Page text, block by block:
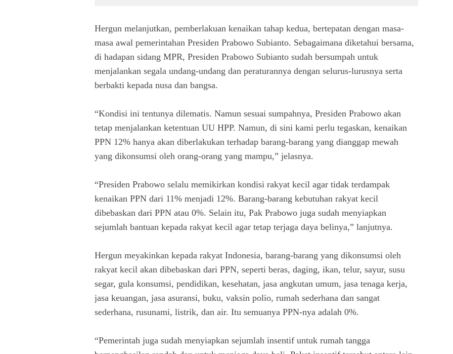
Hergun melanjutkan, pemberlakuan kenaikan tahap kedua, bertepatan dengan masa-
masa awal pemerintahan Presiden Prabowo Subianto. Sebagaimana diketahui bersama,
di hadapan sidang MPR, Presiden Prabowo Subianto sudah bersumpah untuk
menjalankan segala undang-undang dan peraturannya dengan selurus-lurusnya serta
berbakti kepada nusa dan bangsa.
“Kondisi ini tentunya dilematis. Namun sesuai sumpahnya, Presiden Prabowo akan
tetap menjalankan ketentuan UU HPP. Namun, di sini kami perlu tegaskan, kenaikan
PPN 12% hanya akan diberlakukan terhadap barang-barang yang dianggap mewah
yang dikonsumsi oleh orang-orang yang mampu,” jelasnya.
“Presiden Prabowo selalu memikirkan kondisi rakyat kecil agar tidak terdampak
kenaikan PPN dari 11% menjadi 12%. Barang-barang kebutuhan rakyat kecil
dibebaskan dari PPN atau 0%. Selain itu, Pak Prabowo juga sudah menyiapkan
sejumlah bantuan kepada rakyat kecil agar tetap terjaga daya belinya,” lanjutnya.
Hergun meyakinkan kepada rakyat Indonesia, barang-barang yang dikonsumsi oleh
rakyat kecil akan dibebaskan dari PPN, seperti beras, daging, ikan, telur, sayur, susu
segar, gula konsumsi, pendidikan, kesehatan, jasa angkutan umum, jasa tenaga kerja,
jasa keuangan, jasa asuransi, buku, vaksin polio, rumah sederhana dan sangat
sederhana, rusunami, listrik, dan air. Itu semuanya PPN-nya adalah 0%.
“Pemerintah juga sudah menyiapkan sejumlah insentif untuk rumah tangga